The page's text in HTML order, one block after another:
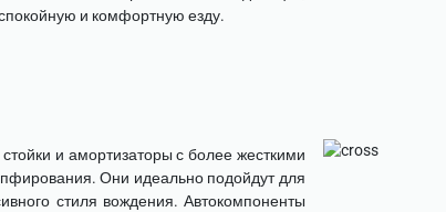
и комфортную езду.
и амортизаторы с более жесткими
Они идеально подойдут для
стиля вождения. Автокомпоненты